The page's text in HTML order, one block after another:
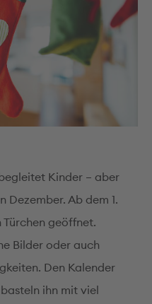
Kinder – aber
Dezember. Ab dem 1.
Türchen geöffnet.
Bilder oder auch
Den Kalender
ihn mit viel